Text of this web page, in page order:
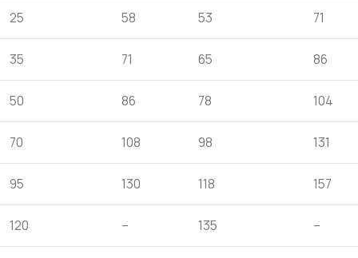
25 58 53 71
35 71 65 86
50 86 78 104
70 108 98 131
95 130 118 157
120 – 135 –